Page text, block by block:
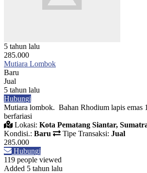
5 tahun lalu
285.000
Mutiara Lombok
Baru
Jual
5 tahun lalu
Hubungi
Mutiara lombok. Bahan Rhodium lapis emas
berfariasi
Lokasi: Kota Pematang Siantar,
Kondisi.: Baru Tipe Transaksi: Jual
285.000
Hubungi
119 people viewed
Added 5 tahun lalu